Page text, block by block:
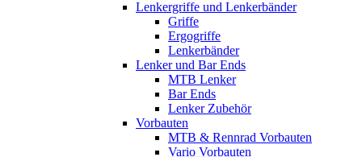
Lenkergriffe und Lenkerbänder
Griffe
Ergogriffe
Lenkerbänder
Lenker und Bar Ends
MTB Lenker
Bar Ends
Lenker Zubehör
Vorbauten
MTB & Rennrad Vorbauten
Vario Vorbauten